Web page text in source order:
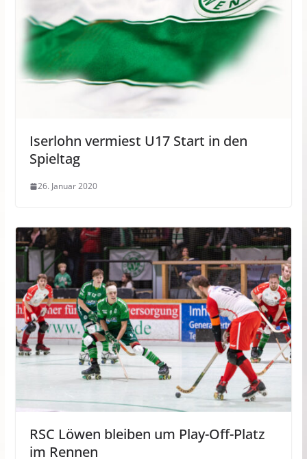
Iserlohn vermiest U17 Start in den
Spieltag
26. Januar 2020
RSC Löwen bleiben um Play-Off-Platz
im Rennen